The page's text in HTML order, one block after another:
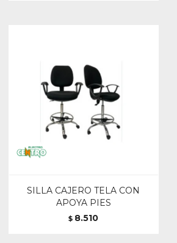
SILLA CAJERO TELA CON
APOYA PIES
$ 8.510